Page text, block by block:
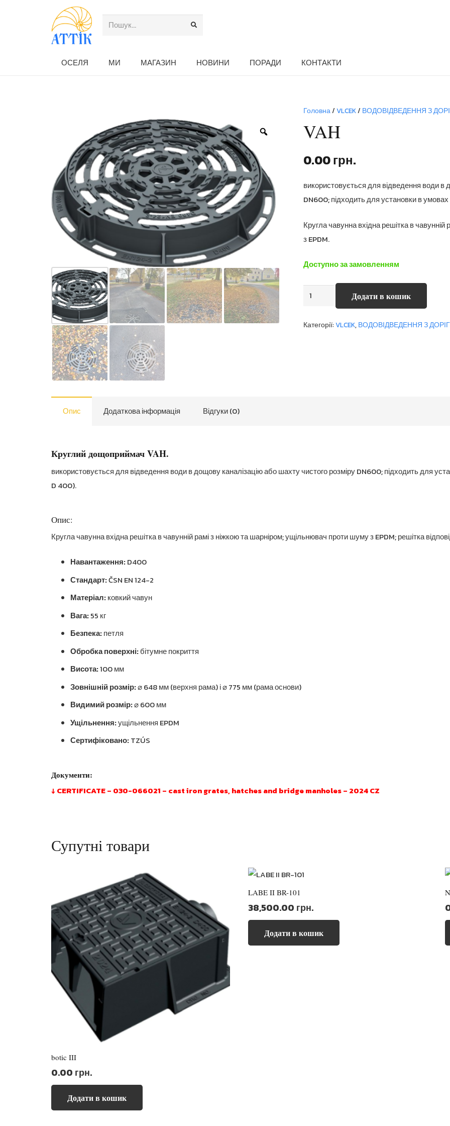
ОСЕЛЯ МИ МАГАЗИН НОВИНИ ПОРАДИ КОНТАКТИ
Головна/ VLCEK/ ВОДОВІДВЕДЕННЯ З
VAH
0.00грн.
використовується для відведення води в
DN600; підходить для установки в
Кругла чавунна вхідна решітка в
з EPDM.
Доступно за замовленням
VAH
Додати в кошик
Категорії:VLCEK, ВОДОВІДВЕДЕННЯ З
Опис Додаткова інформація Відгуки (0)
Круглий дощоприймач VAH.
використовується для відведення води в дощову каналізацію або шахту чистого розміру DN600; підходить для
D 400).
Опис:
Кругла чавунна вхідна решітка в чавунній рамі з ніжкою та шарніром; ущільнювач проти шуму з EPDM; решітка
Навантаження:D400
Стандарт:ČSN EN 124-2
Матеріал:ковкий чавун
Вага:55 кг
Безпека:петля
Обробка поверхні:бітумне покриття
Висота:100 мм
Зовнішній розмір:⌀ 648 мм (верхня рама) і ⌀ 775 мм (рама основи)
Видимий розмір:⌀ 600 мм
Ущільнення:ущільнення EPDM
Сертифіковано:TZÚS
Документи:
↓ CERTIFICATE – 030-066021 – cast iron grates, hatches and bridge manholes – 2024 CZ
Супутні товари
botic III
0.00 грн.
Додати в кошик
LABE II BR-101
38,500.00 грн.
Додати в кошик